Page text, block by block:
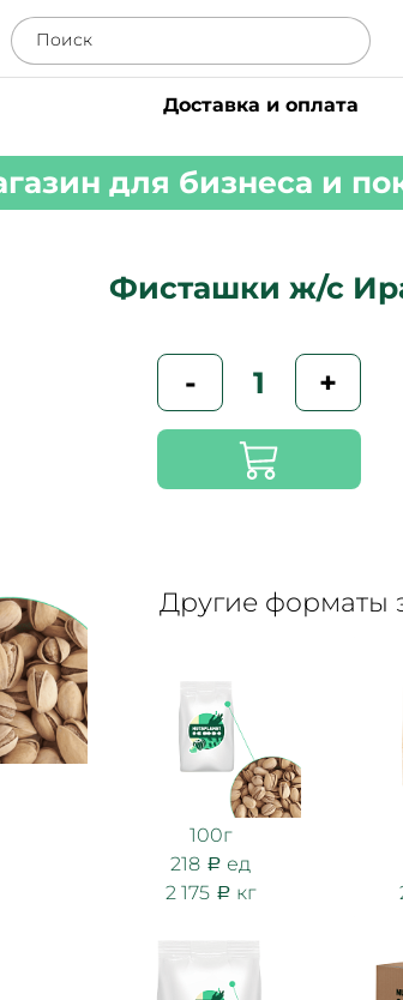
Доставка и оплата
для бизнеса и
Фисташки ж/с
- +
Другие форматы
100г
218
ед
2 175
кг